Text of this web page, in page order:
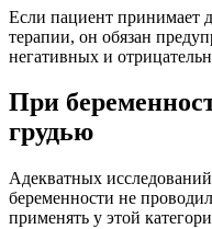
Если пациент принимает
терапии, он обязан
негативных и
При
грудью
Адекватных
беременности не
применять у этой